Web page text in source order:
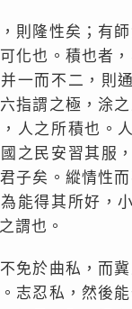
則隆性矣；有
化也。積也者
一而不二，則
指謂之極，涂
人之所積也。
之民安習其服
子矣。縱情性
能得其所好，
謂也。
免於曲私，而
志忍私，然後